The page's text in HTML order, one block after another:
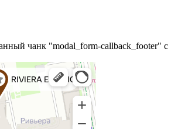
чанк "modal_form-callback_footer" с